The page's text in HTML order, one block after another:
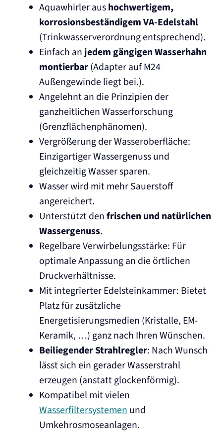
Aquawhirler aushochwertigem,
korrosionsbeständigem VA-Edelstahl
(Trinkwasserverordnung entsprechend).
Einfach anjedem gängigen Wasserhahn
montierbar(Adapter auf M24
Außengewinde liegt bei.).
Angelehnt an die Prinzipien der
ganzheitlichen Wasserforschung
(Grenzflächenphänomen).
Vergrößerung der Wasseroberfläche:
Einzigartiger Wassergenuss und
gleichzeitig Wasser sparen.
Wasser wird mit mehr Sauerstoff
angereichert.
Unterstützt denfrischen und natürlichen
Wassergenuss.
Regelbare Verwirbelungsstärke: Für
optimale Anpassung an die örtlichen
Druckverhältnisse.
Mit integrierter Edelsteinkammer: Bietet
Platz für zusätzliche
Energetisierungsmedien (Kristalle, EM-
Keramik, …) ganz nach Ihren Wünschen.
Beiliegender Strahlregler: Nach Wunsch
lässt sich ein gerader Wasserstrahl
erzeugen (anstatt glockenförmig).
Kompatibel mit vielen
Wasserfiltersystemenund
Umkehrosmoseanlagen.